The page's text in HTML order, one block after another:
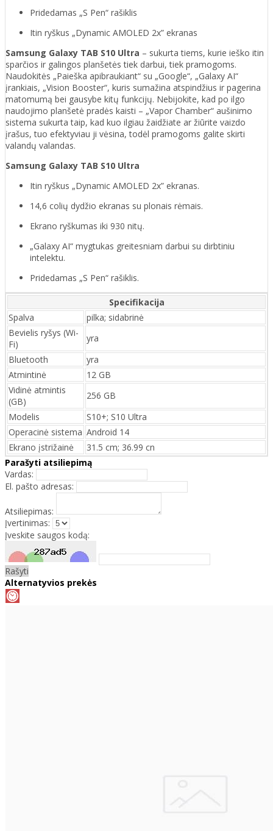
Pridedamas „S Pen“ rašiklis
Itin ryškus „Dynamic AMOLED 2x” ekranas
Samsung Galaxy TAB S10 Ultra – sukurta tiems, kurie ieško itin
sparčios ir galingos planšetės tiek darbui, tiek pramogoms.
Naudokitės „Paieška apibraukiant“ su „Google“, „Galaxy AI“
įrankiais, „Vision Booster“, kuris sumažina atspindžius ir pagerina
matomumą bei gausybe kitų funkcijų. Nebijokite, kad po ilgo
naudojimo planšetė pradės kaisti – „Vapor Chamber“ aušinimo
sistema sukurta taip, kad kuo ilgiau žaidžiate ar žiūrite vaizdo
įrašus, tuo efektyviau ji vėsina, todėl pramogoms galite skirti
valandų valandas.
Samsung Galaxy TAB S10 Ultra
Itin ryškus „Dynamic AMOLED 2x” ekranas.
14,6 colių dydžio ekranas su plonais rėmais.
Ekrano ryškumas iki 930 nitų.
„Galaxy AI“ mygtukas greitesniam darbui su dirbtiniu
intelektu.
Pridedamas „S Pen“ rašiklis.
Specifikacija
Spalva
pilka; sidabrinė
Bevielis ryšys (Wi-
Fi)
yra
Bluetooth
yra
Atmintinė
12 GB
Vidinė atmintis
(GB)
256 GB
Modelis
S10+; S10 Ultra
Operacinė sistema Android 14
Ekrano įstrižainė
31.5 cm; 36.99 cn
Parašyti atsiliepimą
Vardas:
El. pašto adresas:
Atsiliepimas:
Įvertinimas:
Įveskite saugos kodą:
Rašyti
Alternatyvios prekės